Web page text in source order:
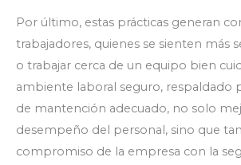
Por último, estas prácticas generan
trabajadores, quienes se sienten más
o trabajar cerca de un equipo bien
ambiente laboral seguro, respaldado
de mantención adecuado, no solo
desempeño del personal, sino que
compromiso de la empresa con la